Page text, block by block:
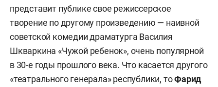
представит публике свое режиссерское
творение по другому произведению — наивной
советской комедии драматурга Василия
Шкваркина «Чужой ребенок», очень популярной
в 30-е годы прошлого века. Что касается другого
«театрального генерала» республики, тоФарид